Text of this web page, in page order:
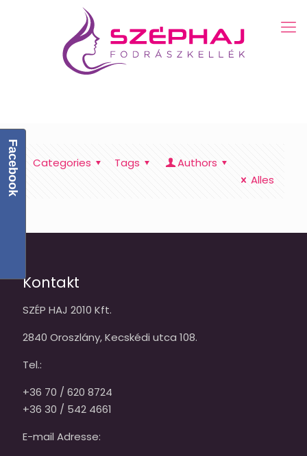
Categories Tags
Authors
Alles
Kontakt
SZÉP HAJ 2010 Kft.
2840 Oroszlány, Kecskédi utca 108.
Tel.:
+36 70 / 620 8724
+36 30 / 542 4661
E-mail Adresse:
Facebook